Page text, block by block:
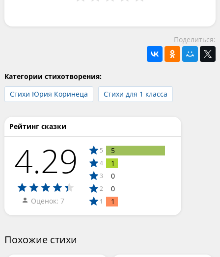
Поделиться:
Категории стихотворения:
Стихи Юрия Коринеца
Стихи для 1 класса
Рейтинг сказки
4.29
Оценок: 7
5 5
4 1
3 0
2 0
1 1
Похожие стихи